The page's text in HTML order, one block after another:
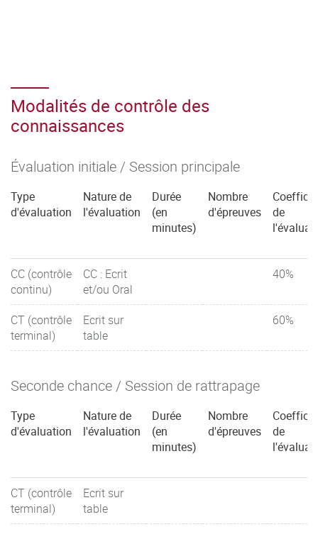
Modalités de contrôle des
connaissances
Évaluation initiale / Session principale
Type
d'évaluation
Nature de
l'évaluation
Durée
(en
minutes)
Nombre
d'épreuves
de
CC (contrôle
continu)
CC : Ecrit
et/ou Oral
40%
CT (contrôle
terminal)
Ecrit sur
table
60%
Seconde chance / Session de rattrapage
Type
d'évaluation
Nature de
l'évaluation
Durée
(en
minutes)
Nombre
d'épreuves
de
CT (contrôle
terminal)
Ecrit sur
table